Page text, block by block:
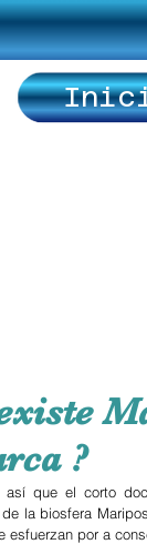
?
que el corto
la biosfera
por a